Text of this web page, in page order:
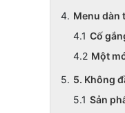
Menu dàn
Cố
Một
5. Không
Sản